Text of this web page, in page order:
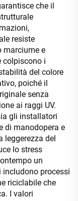
che il
resiste
marciume e
colpiscono i
del colore
poiché il
senza
ai raggi UV.
gli installatori
di manodopera e
leggerezza del
lo stress
un
processi
riciclabile che
I valori